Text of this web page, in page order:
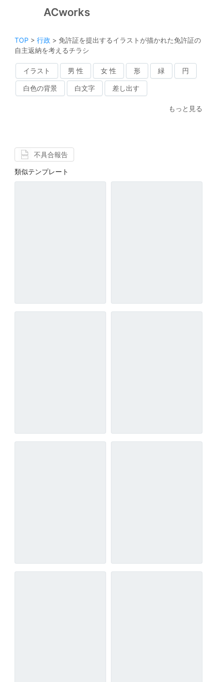
ACworks
TOP > 行政 > 免許証を提出するイラストが描かれた免許証の
自主返納を考えるチラシ
イラスト 男 性 女 性 形 緑 円
白色の背景 白文字 差し出す
もっと見る
不具合報告
類似テンプレート